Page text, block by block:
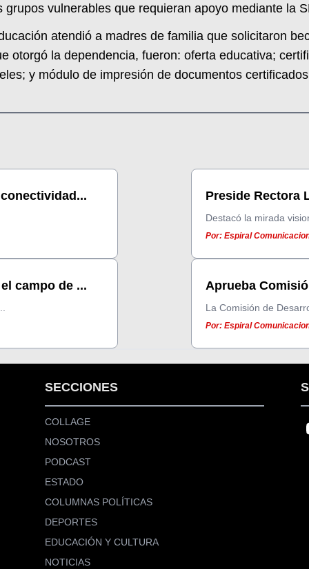
vulnerables que requieran apoyo mediante la
atendió a madres de familia que solicitaron
otorgó la dependencia, fueron: oferta educativa;
y módulo de impresión de documentos
Preside Rectora
Destacó la mirada
Por: Espiral
campo de ... Aprueba
La Comisión de
Por: Espiral
SECCIONES
COLLAGE
NOSOTROS
PODCAST
ESTADO
COLUMNAS POLÍTICAS
DEPORTES
EDUCACIÓN Y CULTURA
NOTICIAS